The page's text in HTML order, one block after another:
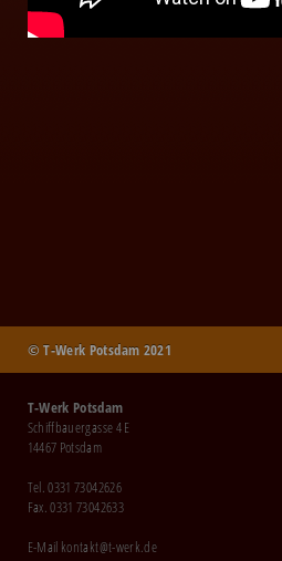
© T-Werk Potsdam 2021
T-Werk Potsdam
Schiffbauergasse 4 E
14467 Potsdam
Tel. 0331 73042626
Fax. 0331 73042633
E-Mail kontakt@t-werk.de